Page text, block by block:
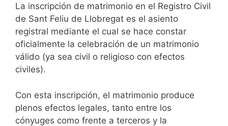
La inscripción de matrimonio en el Registro Civil
de Sant Feliu de Llobregat es el asiento
registral mediante el cual se hace constar
oficialmente la celebración de un matrimonio
válido (ya sea civil o religioso con efectos
civiles).
Con esta inscripción, el matrimonio produce
plenos efectos legales, tanto entre los
cónyuges como frente a terceros y la